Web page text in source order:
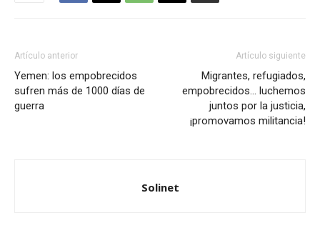
Artículo anterior
Yemen: los empobrecidos
sufren más de 1000 días de
guerra
Artículo siguiente
Migrantes, refugiados,
empobrecidos… luchemos
juntos por la justicia,
¡promovamos militancia!
Solinet